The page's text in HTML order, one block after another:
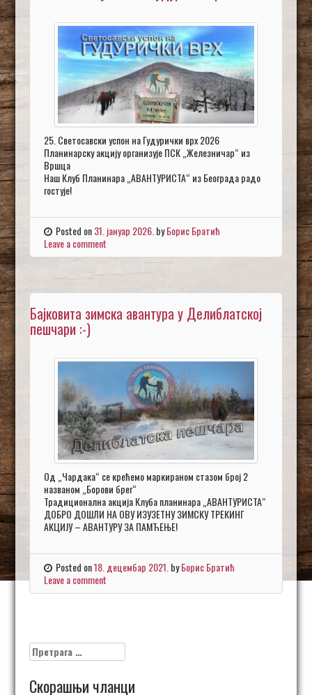
25. Светосавски успон на Гудурички врх 2026
Планинарску акцију организује ПСК „Железничар“ из
Вршца
Наш Клуб Планинара „АВАНТУРИСТА“ из Београда радо
гостује!
Posted on31. јануар 2026.byБорис Братић
Leave a comment
Бајковита зимска авантура у Делиблатској
пешчари :-)
Од „Чардака“ се крећемо маркираном стазом број 2
названом „Борови брег“
Традиционална акција Клуба планинара „АВАНТУРИСТА“
ДОБРО ДОШЛИ НА ОВУ ИЗУЗЕТНУ ЗИМСКУ ТРЕКИНГ
АКЦИЈУ – АВАНТУРУ ЗА ПАМЋЕЊЕ!
Posted on18. децембар 2021. byБорис Братић
Leave a comment
Претрага
за:
Скорашњи чланци